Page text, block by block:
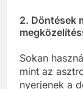
2. Döntések
Sokan
mint az
nyerjenek a